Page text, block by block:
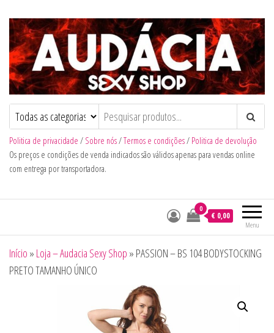
Audacia Sexy Shop
Politica de privacidade / Sobre nós/Termos e condições/ Politica de devolução
Os preços e condições de venda indicados são válidos apenas para vendas online
com entrega por transportadora.
Menu
0
€ 0,00
Início » Loja – Audacia Sexy Shop » PASSION – BS 104 BODYSTOCKING
PRETO TAMANHO ÚNICO